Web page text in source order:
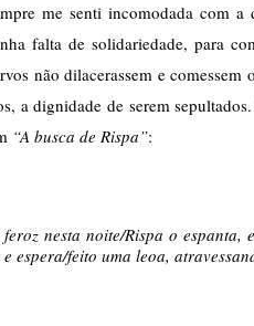
me senti incomodada com
falta de solidariedade, para
não dilacerassem e
a dignidade de serem
“A busca de Rispa”:
nesta noite/Rispa o
espera/feito uma leoa,